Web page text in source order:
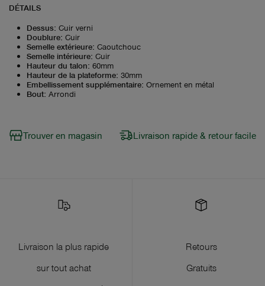
DÉTAILS
Dessus: Cuir verni
Doublure: Cuir
Semelle extérieure: Caoutchouc
Semelle intérieure: Cuir
Hauteur du talon: 60mm
Hauteur de la plateforme: 30mm
Embellissement supplémentaire: Ornement en métal
Bout: Arrondi
Trouver en magasin Livraison rapide & retour facile
Livraison la plus rapide
sur tout achat
Retours
Gratuits